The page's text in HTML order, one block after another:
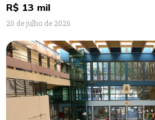
R$ 13 mil
20 de julho de 2026